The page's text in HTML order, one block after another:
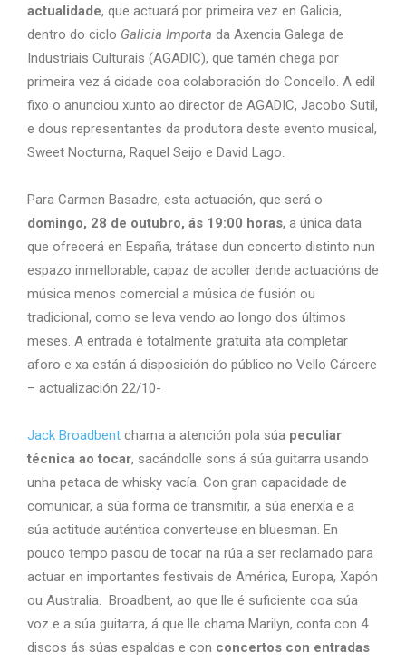
actualidade, que actuará por primeira vez en Galicia,
dentro do ciclo Galicia Importa da Axencia Galega de
Industriais Culturais (AGADIC), que tamén chega por
primeira vez á cidade coa colaboración do Concello. A edil
fixo o anunciou xunto ao director de AGADIC, Jacobo Sutil,
e dous representantes da produtora deste evento musical,
Sweet Nocturna, Raquel Seijo e David Lago.
Para Carmen Basadre, esta actuación, que será o
domingo, 28 de outubro, ás 19:00 horas, a única data
que ofrecerá en España, trátase dun concerto distinto nun
espazo inmellorable, capaz de acoller dende actuacións de
música menos comercial a música de fusión ou
tradicional, como se leva vendo ao longo dos últimos
meses. A entrada é totalmente gratuíta ata completar
aforo e xa están á disposición do público no Vello Cárcere
– actualización 22/10-
Jack Broadbent chama a atención pola súa peculiar
técnica ao tocar, sacándolle sons á súa guitarra usando
unha petaca de whisky vacía. Con gran capacidade de
comunicar, a súa forma de transmitir, a súa enerxía e a
súa actitude auténtica converteuse en bluesman. En
pouco tempo pasou de tocar na rúa a ser reclamado para
actuar en importantes festivais de América, Europa, Xapón
ou Australia. Broadbent, ao que lle é suficiente coa súa
voz e a súa guitarra, á que lle chama Marilyn, conta con 4
discos ás súas espaldas e con concertos con entradas